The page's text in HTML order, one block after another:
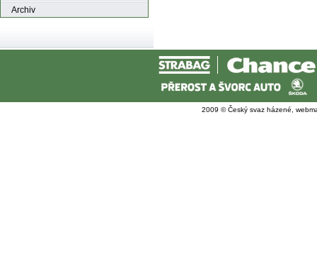
Archiv
2009 © Český svaz házené,